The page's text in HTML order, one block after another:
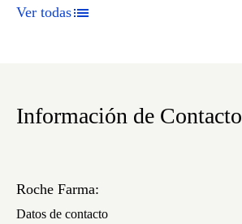
Ver todas
Información de Contacto
Roche Farma:
Datos de contacto